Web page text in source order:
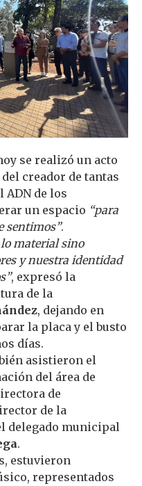
se realizó un acto
creador de tantas
ADN de los
un espacio “para
sentimos”.
lo material sino
y nuestra identidad
, expresó la
de la
, dejando en
la placa y el busto
días.
asistieron el
del área de
de
de la
delegado municipal
.
estuvieron
representados